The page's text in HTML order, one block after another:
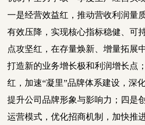
一是经营效益红，推动营收利润量
有效压降，实现核心指标稳健、可
点攻坚红，在存量焕新、增量拓展
打造新的业务增长极和利润增长点
红，加速“凝里”品牌体系建设，深
提升公司品牌形象与影响力；四是
运营模式，优化招商机制，加快推